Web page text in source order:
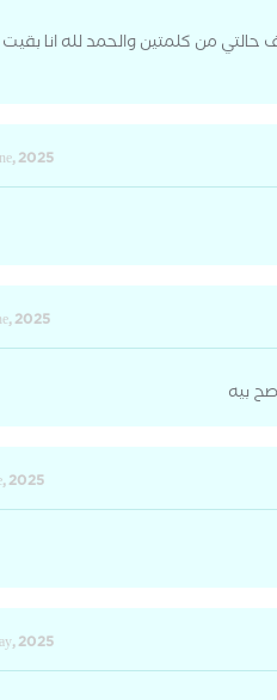
من كلمتين والحمد لله انا بقيت
2025
2025
بيه
2025
2025